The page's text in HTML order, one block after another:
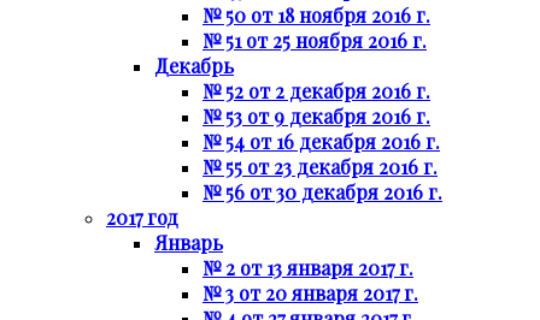
№ 50 от 18 ноября 2016 г.
№ 51 от 25 ноября 2016 г.
Декабрь
№ 52 от 2 декабря 2016 г.
№ 53 от 9 декабря 2016 г.
№ 54 от 16 декабря 2016 г.
№ 55 от 23 декабря 2016 г.
№ 56 от 30 декабря 2016 г.
2017 год
Январь
№ 2 от 13 января 2017 г.
№ 3 от 20 января 2017 г.